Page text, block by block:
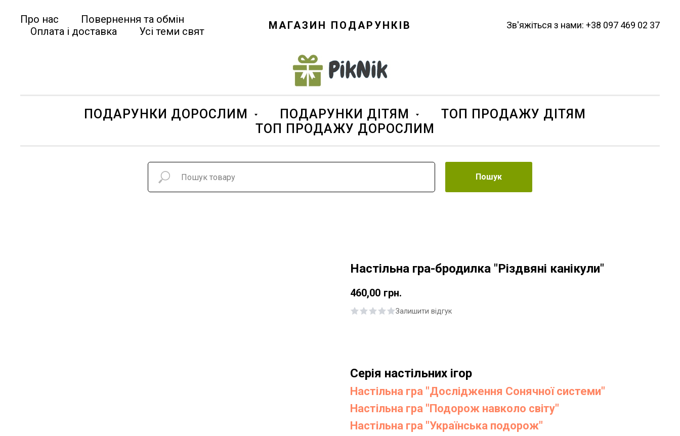
МАГАЗИН ПОДАРУНКІВ
Про нас
Повернення та обмін
Оплата і доставка
Усі теми свят
Зв'яжіться з нами: +38 097 469 02 37
ПОДАРУНКИ ДОРОСЛИМ ПОДАРУНКИ ДІТЯМ
ТОП ПРОДАЖУ ДІТЯМ
ТОП ПРОДАЖУ ДОРОСЛИМ
Пошук
Настільна гра-бродилка "Різдвяні канікули"
460,00 грн.
Залишити відгук
Серія настільних ігор
Настільна гра "Дослідження Сонячної системи"
Настільна гра "Подорож навколо світу"
Настільна гра "Українська подорож"